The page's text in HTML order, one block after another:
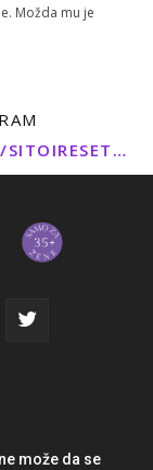
Možda mu je
@HTTPS://WWW.INSTAGRAM.COM/SITOIRESETO/
može da se